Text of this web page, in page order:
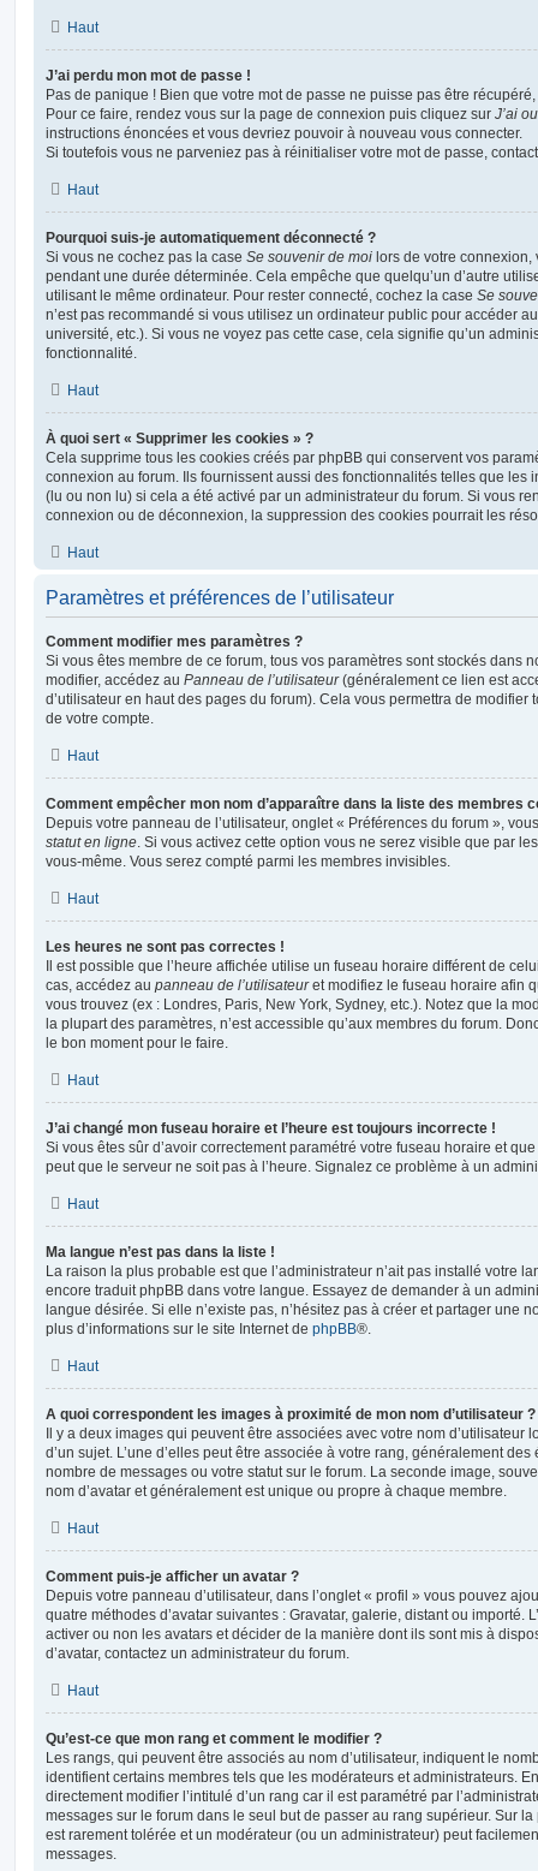
Haut
J’ai perdu mon mot de passe !
Pas de panique ! Bien que votre mot de passe ne puisse pas être
Pour ce faire, rendez vous sur la page de connexion puis cliquez sur J’ai
instructions énoncées et vous devriez pouvoir à nouveau vous connecter.
Si toutefois vous ne parveniez pas à réinitialiser votre mot de passe,
Haut
Pourquoi suis-je automatiquement déconnecté ?
Si vous ne cochez pas la case Se souvenir de moi lors de votre connexion,
pendant une durée déterminée. Cela empêche que quelqu’un d’autre
utilisant le même ordinateur. Pour rester connecté, cochez la case Se
n’est pas recommandé si vous utilisez un ordinateur public pour accéder
université, etc.). Si vous ne voyez pas cette case, cela signifie qu’un
fonctionnalité.
Haut
À quoi sert « Supprimer les cookies » ?
Cela supprime tous les cookies créés par phpBB qui conservent vos
connexion au forum. Ils fournissent aussi des fonctionnalités telles que les
(lu ou non lu) si cela a été activé par un administrateur du forum. Si vous
connexion ou de déconnexion, la suppression des cookies pourrait les
Haut
Paramètres et préférences de l’utilisateur
Comment modifier mes paramètres ?
Si vous êtes membre de ce forum, tous vos paramètres sont stockés dans
modifier, accédez au Panneau de l’utilisateur(généralement ce lien est
d’utilisateur en haut des pages du forum). Cela vous permettra de modifier
de votre compte.
Haut
Comment empêcher mon nom d’apparaître dans la liste des membres
Depuis votre panneau de l’utilisateur, onglet « Préférences du forum »,
statut en ligne . Si vous activez cette option vous ne serez visible que par
vous-même. Vous serez compté parmi les membres invisibles.
Haut
Les heures ne sont pas correctes !
Il est possible que l’heure affichée utilise un fuseau horaire différent de
cas, accédez au panneau de l’utilisateuret modifiez le fuseau horaire afin
vous trouvez (ex : Londres, Paris, New York, Sydney, etc.). Notez que la
la plupart des paramètres, n’est accessible qu’aux membres du forum.
le bon moment pour le faire.
Haut
J’ai changé mon fuseau horaire et l’heure est toujours incorrecte !
Si vous êtes sûr d’avoir correctement paramétré votre fuseau horaire et
peut que le serveur ne soit pas à l’heure. Signalez ce problème à un
Haut
Ma langue n’est pas dans la liste !
La raison la plus probable est que l’administrateur n’ait pas installé votre
encore traduit phpBB dans votre langue. Essayez de demander à un
langue désirée. Si elle n’existe pas, n’hésitez pas à créer et partager une
plus d’informations sur le site Internet de phpBB®.
Haut
A quoi correspondent les images à proximité de mon nom d’utilisateur ?
Il y a deux images qui peuvent être associées avec votre nom d’utilisateur
d’un sujet. L’une d’elles peut être associée à votre rang, généralement
nombre de messages ou votre statut sur le forum. La seconde image,
nom d’avatar et généralement est unique ou propre à chaque membre.
Haut
Comment puis-je afficher un avatar ?
Depuis votre panneau d’utilisateur, dans l’onglet « profil » vous pouvez
quatre méthodes d’avatar suivantes : Gravatar, galerie, distant ou importé.
activer ou non les avatars et décider de la manière dont ils sont mis à
d’avatar, contactez un administrateur du forum.
Haut
Qu’est-ce que mon rang et comment le modifier ?
Les rangs, qui peuvent être associés au nom d’utilisateur, indiquent le
identifient certains membres tels que les modérateurs et administrateurs.
directement modifier l’intitulé d’un rang car il est paramétré par
messages sur le forum dans le seul but de passer au rang supérieur. Sur
est rarement tolérée et un modérateur (ou un administrateur) peut
messages.